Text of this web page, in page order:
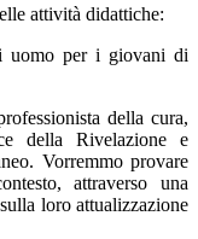
attività didattiche:
uomo per i giovani di
della cura,
della Rivelazione e
Vorremmo provare
attraverso una
loro attualizzazione